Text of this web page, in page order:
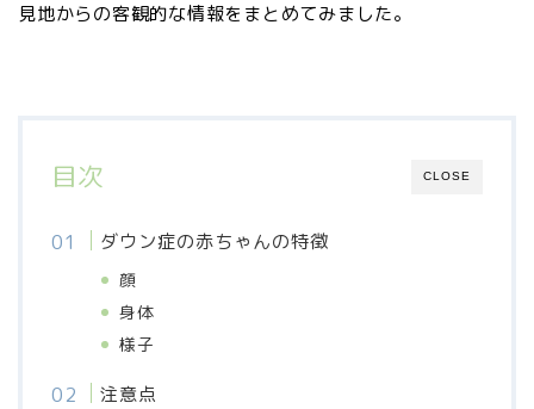
見地からの客観的な情報をまとめてみました。
CLOSE
目次
ダウン症の赤ちゃんの特徴
顔
身体
様子
注意点